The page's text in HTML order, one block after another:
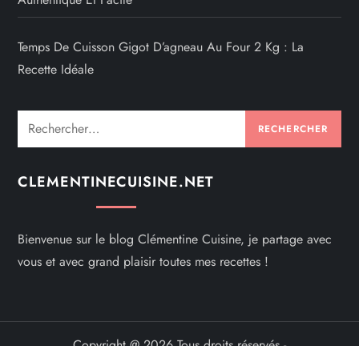
p
u
b
l
i
c
a
Temps De Cuisson Gigot D’agneau Au Four 2 Kg : La
Recette Idéale
Rechercher :
CLEMENTINECUISINE.NET
Bienvenue sur le blog Clémentine Cuisine, je partage avec
vous et avec grand plaisir toutes mes recettes !